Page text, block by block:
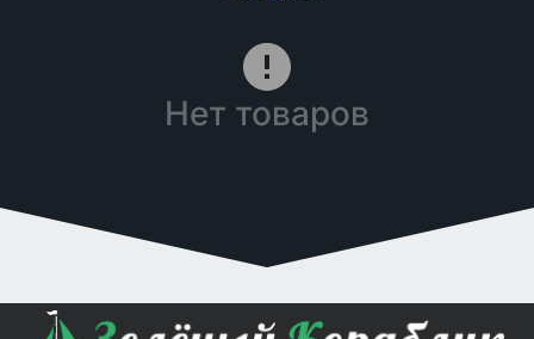
Нет товаров